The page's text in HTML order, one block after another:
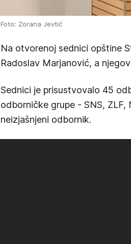
Foto: Zorana Jevtić
Na otvorenoj sednici opštine
Radoslav Marjanović, a
Sednici je prisustvovalo 45
odborničke grupe - SNS, ZLF,
neizjašnjeni odbornik.